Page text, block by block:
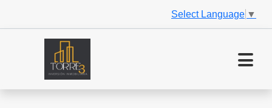
Select Language ▼